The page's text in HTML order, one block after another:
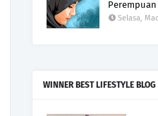
Selasa,
WINNER BEST LIFESTYLE